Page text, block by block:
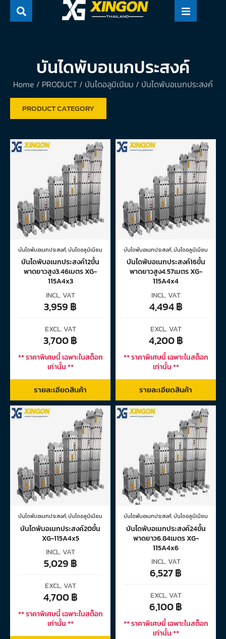
Skip
บันไดพับอเนกประสงค์
Home / PRODUCT / บันไดอลูมิเนียม / บันไดพับอเนกประสงค์
PRODUCT CATEGORY
บันไดพับอเนกประสงค์,บันไดอลูมิเนียม
บันไดพับอเนกประสงค์12ขั้น
พาดยาวสูง3.46เมตร XG-
115A4x3
INCL. VAT
3,959 ฿
EXCL. VAT
3,700฿
** ราคาพิเศษนี้ เฉพาะในสต็อก
เท่านั้น **
รายละเอียดสินค้า
บันไดพับอเนกประสงค์,บันไดอลูมิเนียม
บันไดพับอเนกประสงค์16ขั้น
พาดยาวสูง4.57เมตร XG-
115A4x4
INCL. VAT
4,494฿
EXCL. VAT
4,200฿
** ราคาพิเศษนี้ เฉพาะในสต็อก
เท่านั้น **
รายละเอียดสินค้า
บันไดพับอเนกประสงค์,บันไดอลูมิเนียม
บันไดพับอเนกประสงค์20ขั้น
XG-115A4x5
INCL. VAT
5,029 ฿
EXCL. VAT
4,700฿
** ราคาพิเศษนี้ เฉพาะในสต็อก
เท่านั้น **
บันไดพับอเนกประสงค์,บันไดอลูมิเนียม
บันไดพับอเนกประสงค์24ขั้น
พาดยาว6.84เมตร XG-
115A4x6
INCL. VAT
6,527฿
EXCL. VAT
6,100฿
** ราคาพิเศษนี้ เฉพาะในสต็อก
เท่านั้น **